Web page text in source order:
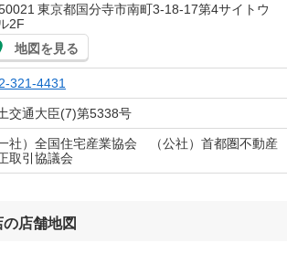
東京都国分寺市南町3-18-17第4サイトウ
2F
地図を見る
321-4431
交通大臣(7)第5338号
一社）全国住宅産業協会 （公社）首都圏不動産
取引協議会
店舗地図